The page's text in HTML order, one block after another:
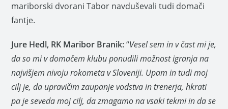
mariborski dvorani Tabor navduševali tudi domači
fantje.
Jure Hedl, RK Maribor Branik:“Vesel sem in v čast mi je,
da so mi v domačem klubu ponudili možnost igranja na
najvišjem nivoju rokometa v Sloveniji. Upam in tudi moj
cilj je, da upravičim zaupanje vodstva in trenerja, hkrati
pa je seveda moj cilj, da zmagamo na vsaki tekmi in da se